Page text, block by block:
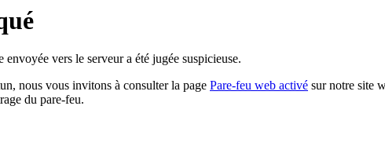
vers le serveur a été jugée suspicieuse.
nous vous invitons à consulter la page Pare-feu web activé sur notre site
du pare-feu.